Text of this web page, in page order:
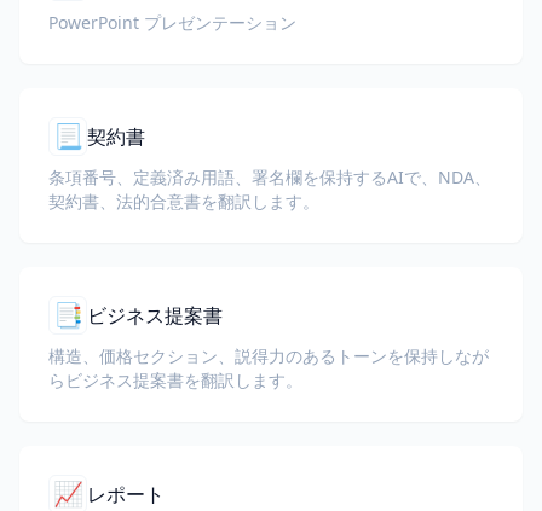
PowerPoint プレゼンテーション
📃 契約書
条項番号、定義済み用語、署名欄を保持するAIで、NDA、
契約書、法的合意書を翻訳します。
📑 ビジネス提案書
構造、価格セクション、説得力のあるトーンを保持しなが
らビジネス提案書を翻訳します。
📈 レポート